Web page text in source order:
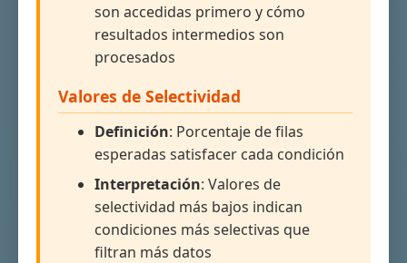
son accedidas primero y cómo
resultados intermedios son
procesados
Valores de Selectividad
Definición: Porcentaje de filas
esperadas satisfacer cada condición
Interpretación: Valores de
selectividad más bajos indican
condiciones más selectivas que
filtran más datos